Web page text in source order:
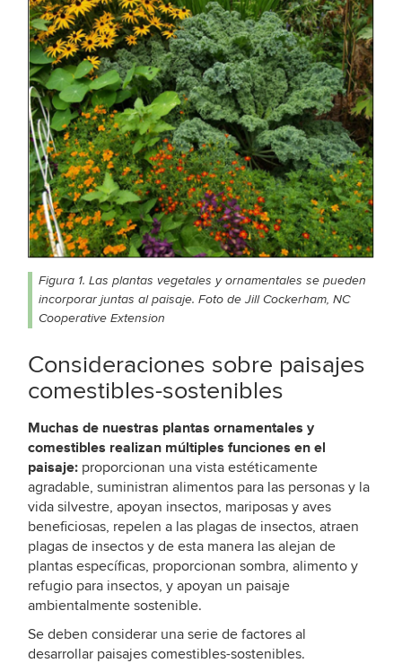
Figura 1. Las plantas vegetales y ornamentales se pueden
incorporar juntas al paisaje. Foto de Jill Cockerham, NC
Cooperative Extension
Consideraciones sobre paisajes
comestibles-sostenibles
Muchas de nuestras plantas ornamentales y
comestibles realizan múltiples funciones en el
paisaje: proporcionan una vista estéticamente
agradable, suministran alimentos para las personas y la
vida silvestre, apoyan insectos, mariposas y aves
beneficiosas, repelen a las plagas de insectos, atraen
plagas de insectos y de esta manera las alejan de
plantas específicas, proporcionan sombra, alimento y
refugio para insectos, y apoyan un paisaje
ambientalmente sostenible.
Se deben considerar una serie de factores al
desarrollar paisajes comestibles-sostenibles.